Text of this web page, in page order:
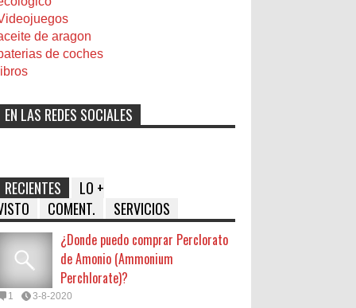
de aragon
de coches
libros
EN LAS REDES SOCIALES
RECIENTES
LO +
COMENT. SERVICIOS
¿Donde puedo comprar Perclorato
de Amonio (Ammonium
Perchlorate)?
1 3-8-2020